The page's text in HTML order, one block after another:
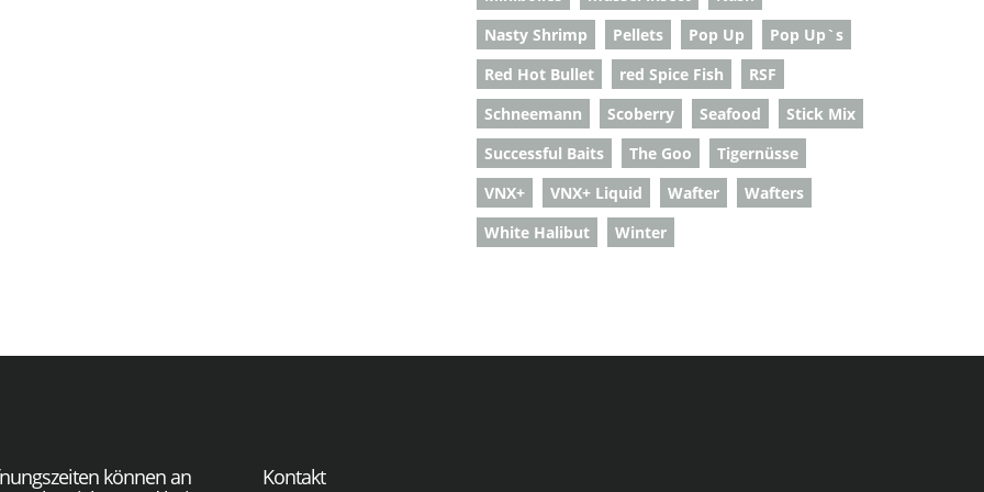
Nasty Shrimp
Pellets Pop Up
Pop Up`s
Red Hot Bullet
red Spice Fish
RSF
Schneemann
Scoberry Seafood
Stick Mix
Successful Baits
The Goo
Tigernüsse
VNX+
VNX+ Liquid Wafter
Wafters
White Halibut
Winter
können an
Kontakt